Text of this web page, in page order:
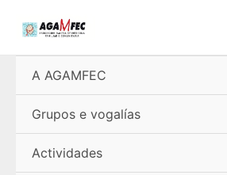
A AGAMFEC
Grupos e vogalías
Actividades